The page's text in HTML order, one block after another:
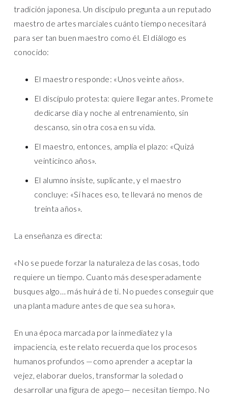
tradición japonesa. Un discípulo pregunta a un reputado
maestro de artes marciales cuánto tiempo necesitará
para ser tan buen maestro como él. El diálogo es
conocido:
El maestro responde: «Unos veinte años».
El discípulo protesta: quiere llegar antes. Promete
dedicarse día y noche al entrenamiento, sin
descanso, sin otra cosa en su vida.
El maestro, entonces, amplía el plazo: «Quizá
veinticinco años».
El alumno insiste, suplicante, y el maestro
concluye: «Si haces eso, te llevará no menos de
treinta años».
La enseñanza es directa:
«No se puede forzar la naturaleza de las cosas, todo
requiere un tiempo. Cuanto más desesperadamente
busques algo… más huirá de ti. No puedes conseguir que
una planta madure antes de que sea su hora».
En una época marcada por la inmediatez y la
impaciencia, este relato recuerda que los procesos
humanos profundos —como aprender a aceptar la
vejez, elaborar duelos, transformar la soledad o
desarrollar una figura de apego— necesitan tiempo. No